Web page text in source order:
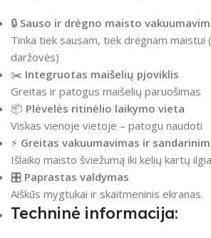
🔒 Sauso ir drėgno maisto
Tinka tiek sausam, tiek drėgnam maistui
daržovės)
✂️ Integruotas maišelių pjoviklis
Greitas ir patogus maišelių paruošimas
📦 Plėvelės ritinėlio laikymo vieta
Viskas vienoje vietoje – patogu naudoti
⚡ Greitas vakuumavimas ir
Išlaiko maisto šviežumą iki kelių kartų
🎛️ Paprastas valdymas
Aiškūs mygtukai ir skaitmeninis ekranas.
Techninė informacija: